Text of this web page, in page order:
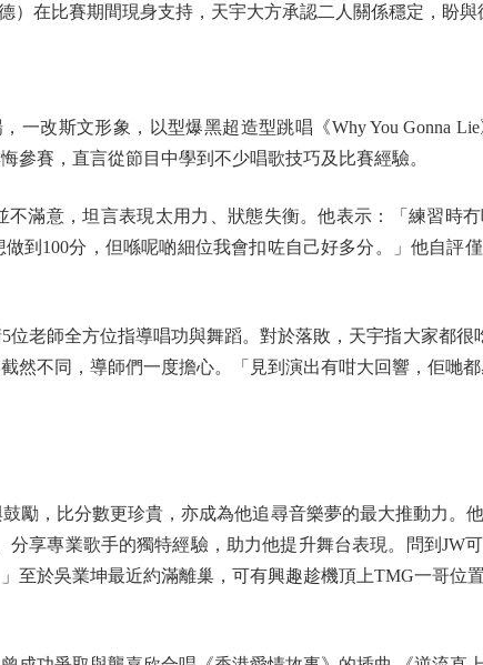
）在比賽期間現身支持，天宇大方承認二人關係穩定，盼與
改斯文形象，以型爆黑超造型跳唱《Why You Gonna
參賽，直言從節目中學到不少唱歌技巧及比賽經驗。
意，坦言表現太用力、狀態失衡。他表示：「練習時
到100分，但喺呢啲細位我會扣咗自己好多分。」他自評
師全方位指導唱功與舞蹈。對於落敗，天宇指大家都很
然不同，導師們一度擔心。「見到演出有咁大回響，佢哋都
，比分數更珍貴，亦成為他追尋音樂夢的最大推動力。
享專業歌手的獨特經驗，助力他提升舞台表現。問到JW
至於吳業坤最近約滿離巢，可有興趣趁機頂上TMG一哥位